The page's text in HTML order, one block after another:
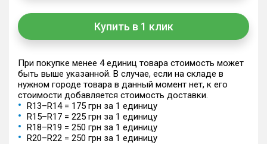
Купить в 1 клик
При покупке менее 4 единиц товара стоимость может
быть выше указанной. В случае, если на складе в
нужном городе товара в данный момент нет, к его
стоимости добавляется стоимость доставки.
R13–R14 = 175 грн за 1 единицу
R15–R17 = 225 грн за 1 единицу
R18–R19 = 250 грн за 1 единицу
R20–R22 = 250 грн за 1 единицу